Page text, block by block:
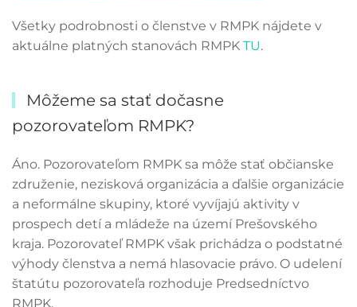
Všetky podrobnosti o členstve v RMPK nájdete v
aktuálne platných stanovách RMPK TU.
Môžeme sa stať dočasne
pozorovateľom RMPK?
Áno. Pozorovateľom RMPK sa môže stať občianske
združenie, nezisková organizácia a ďalšie organizácie
a neformálne skupiny, ktoré vyvíjajú aktivity v
prospech detí a mládeže na území Prešovského
kraja. Pozorovateľ RMPK však prichádza o podstatné
výhody členstva a nemá hlasovacie právo. O udelení
štatútu pozorovateľa rozhoduje Predsedníctvo
RMPK.